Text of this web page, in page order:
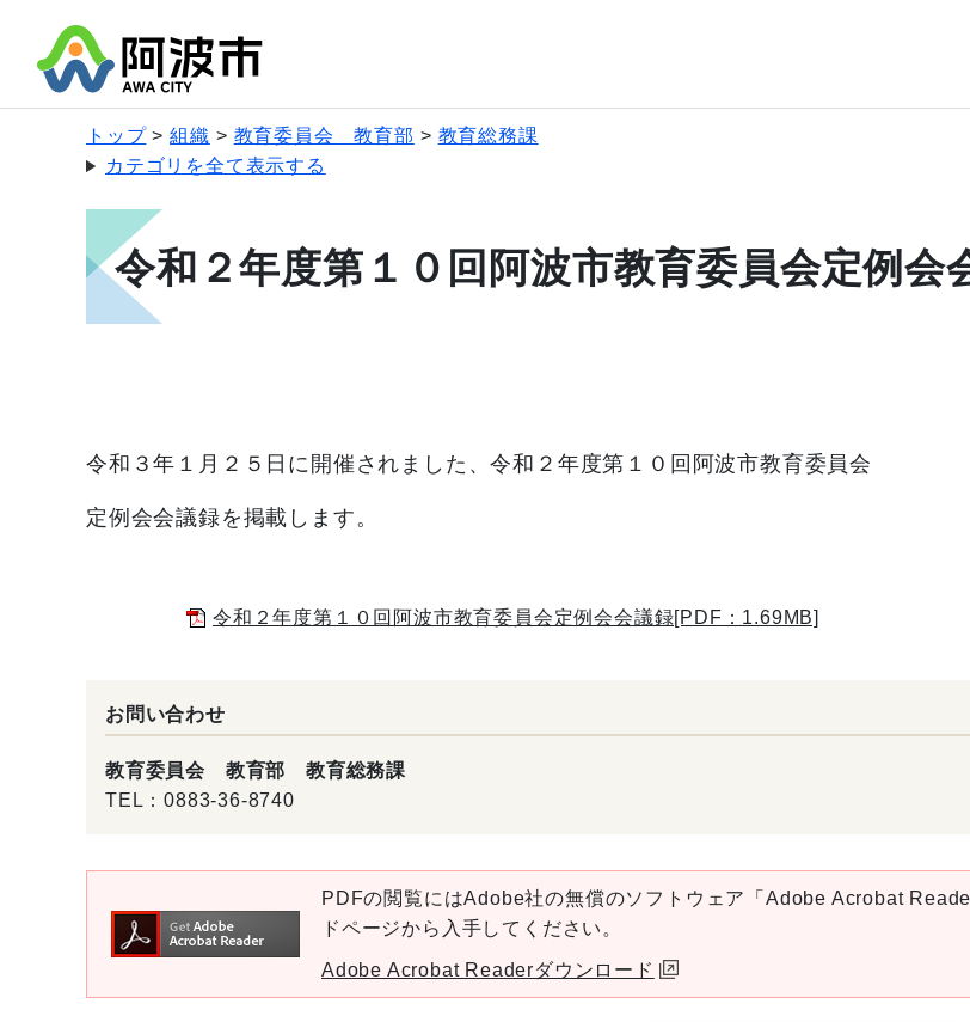
トップ 組織 教育委員会 教育部
教育総務課
カテゴリを全て表示する
令和２年度第１０回阿波市教育委員会定例会
令和３年１月２５日に開催されました、令和２年度第１０回阿波市教育委員会
定例会会議録を掲載します。
令和２年度第１０回阿波市教育委員会定例会会議録[PDF：1.69MB]
お問い合わせ
教育委員会 教育部 教育総務課
TEL：0883-36-8740
PDFの閲覧にはAdobe社の無償のソフトウェア「Adobe Acrobat
ドページから入手してください。
Adobe Acrobat Readerダウンロード